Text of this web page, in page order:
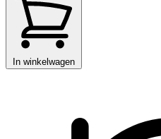
In winkelwagen